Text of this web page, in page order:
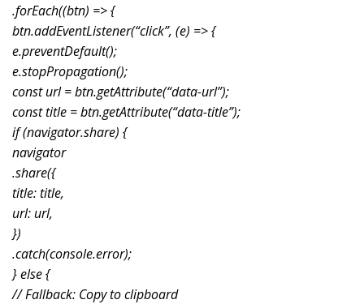
.forEach((btn) => {
btn.addEventListener(“click”, (e) => {
e.preventDefault();
e.stopPropagation();
const url = btn.getAttribute(“data-url”);
const title = btn.getAttribute(“data-title”);
if (navigator.share) {
navigator
.share({
title: title,
url: url,
})
.catch(console.error);
} else {
// Fallback: Copy to clipboard